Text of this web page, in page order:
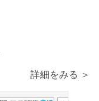
詳細をみる ＞